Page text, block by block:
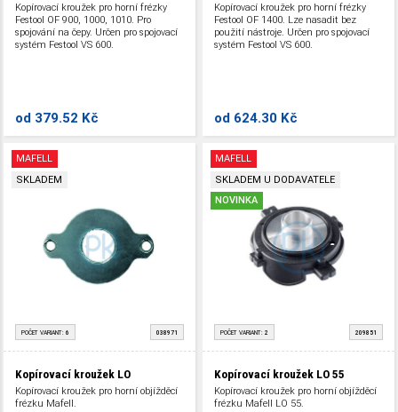
Kopírovací kroužek pro horní frézky
Festool OF 900, 1000, 1010. Pro
spojování na čepy. Určen pro spojovací
systém Festool VS 600.
od 379.52 Kč
Kopírovací kroužek pro horní frézky
Festool OF 1400. Lze nasadit bez
použití nástroje. Určen pro spojovací
systém Festool VS 600.
od 624.30 Kč
MAFELL
SKLADEM
POČET VARIANT: 6 038971
Kopírovací kroužek LO
Kopírovací kroužek pro horní objížděcí
frézku Mafell.
MAFELL
SKLADEM U DODAVATELE
NOVINKA
POČET VARIANT: 2 209851
Kopírovací kroužek LO 55
Kopírovací kroužek pro horní objížděcí
frézku Mafell LO 55.